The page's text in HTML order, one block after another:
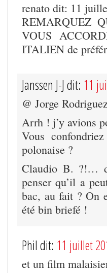
renato dit: 11
REMARQUEZ
VOUS
ITALIEN de
Janssen J-J dit: 11
@ Jorge
Arrh ! j’y avions
Vous
polonaise ?
Claudio B. ?!…
penser qu’il a
bac, au fait ? On
été bin briefé !
Phil dit: 11 juillet
et un film